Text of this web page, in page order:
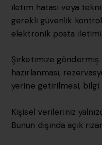
iletim hatası veya
gerekli güvenlik
elektronik posta
Şirketimize göndermiş
hazırlanması,
yerine getirilmesi, bilgi
Kişisel verileriniz
Bunun dışında açık